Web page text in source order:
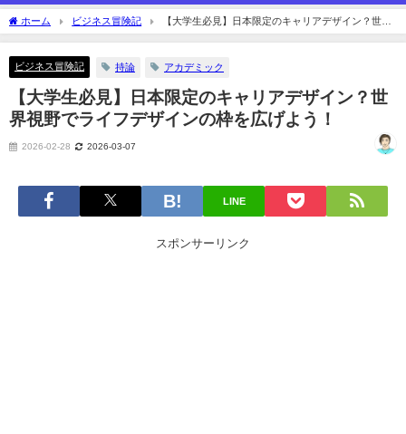
ホーム ビジネス冒険記
【大学生必見】日本限定のキャリアデザイン？世界
視野でライフデザインの枠を広げよう！
ビジネス冒険記 持論 アカデミック
【大学生必見】日本限定のキャリアデザイン？世
界視野でライフデザインの枠を広げよう！
2026-02-28 2026-03-07
LINE
スポンサーリンク